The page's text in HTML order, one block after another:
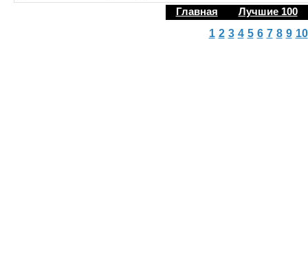
Главная Лучшие 100
1 2 3 4 5 6 7 8 9 10